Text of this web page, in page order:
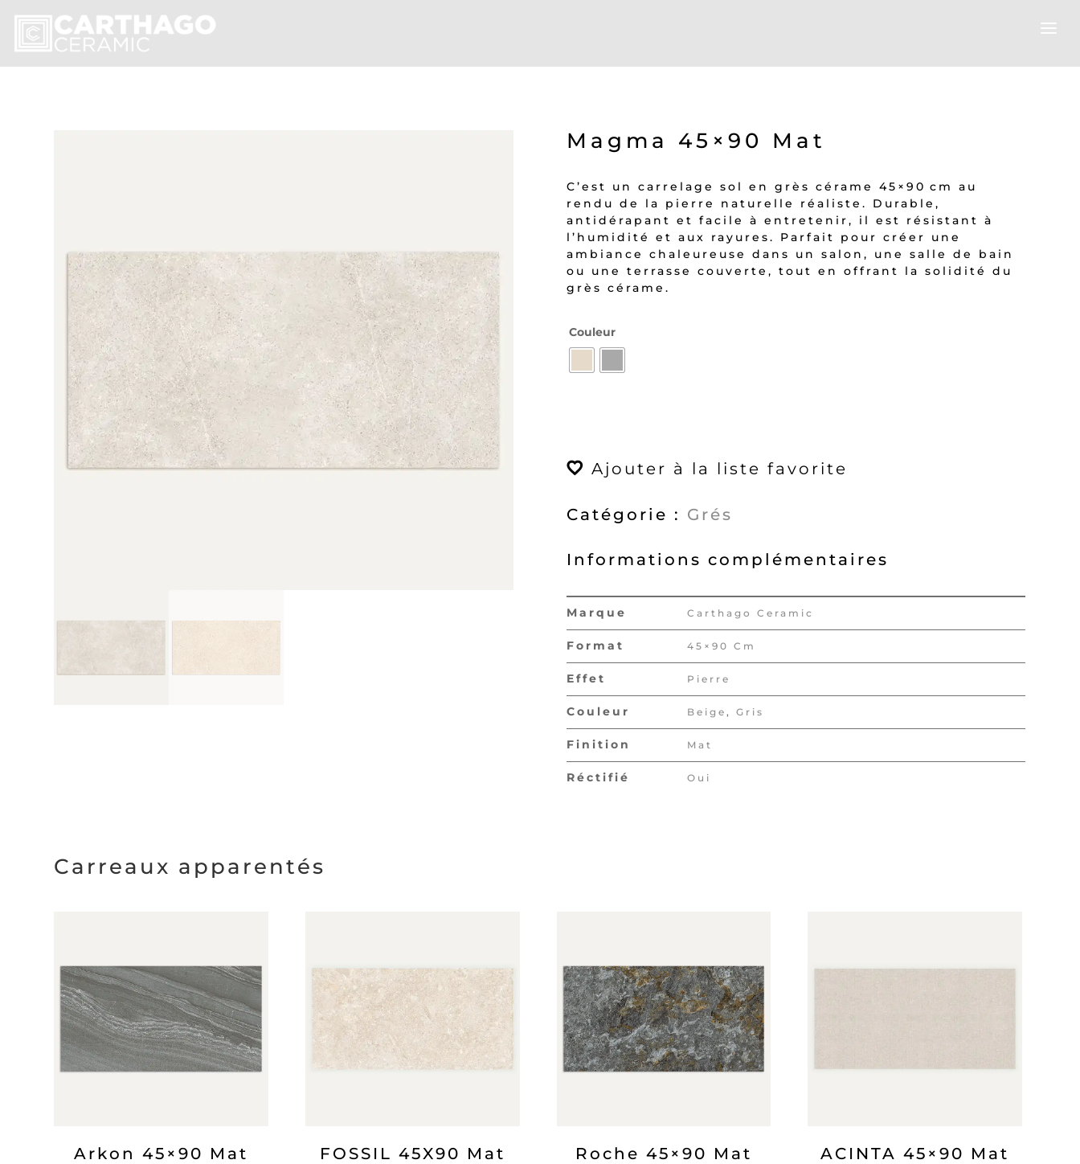
Magma 45×90 Mat
C’est un carrelage sol en grès cérame 45×90 cm au
rendu de la pierre naturelle réaliste. Durable,
antidérapant et facile à entretenir, il est résistant à
l’humidité et aux rayures. Parfait pour créer une
ambiance chaleureuse dans un salon, une salle de bain
ou une terrasse couverte, tout en offrant la solidité du
grès cérame.
Couleur
Magma
45x90
Ajouter à la liste favorite
Catégorie : Grés
Informations complémentaires
Marque Carthago Ceramic
Format 45×90 Cm
Effet Pierre
Couleur Beige,Gris
Finition Mat
Réctifié Oui
Carreaux apparentés
Arkon 45×90 Mat FOSSIL 45X90 Mat Roche 45×90 Mat ACINTA 45×90 Mat